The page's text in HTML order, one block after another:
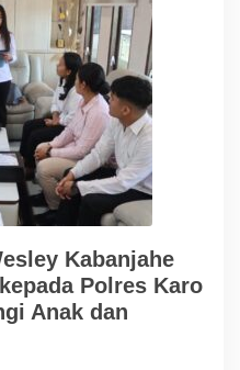
Kabanjahe
Polres Karo
Anak dan